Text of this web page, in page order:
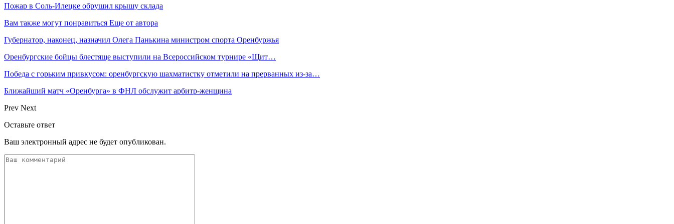
Пожар в Соль-Илецке обрушил крышу склада
Вам также могут понравиться Еще от автора
Губернатор, наконец, назначил Олега Панькина министром спорта Оренбуржья
Оренбургские бойцы блестяще выступили на Всероссийском турнире «Щит…
Победа с горьким привкусом: оренбургскую шахматистку отметили на прерванных из-за…
Ближайший матч «Оренбурга» в ФНЛ обслужит арбитр-женщина
Prev Next
Оставьте ответ
Ваш электронный адрес не будет опубликован.